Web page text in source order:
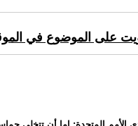
على الموضوع في